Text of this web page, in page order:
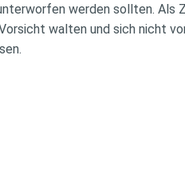
werden sollten. Als
walten und sich nicht